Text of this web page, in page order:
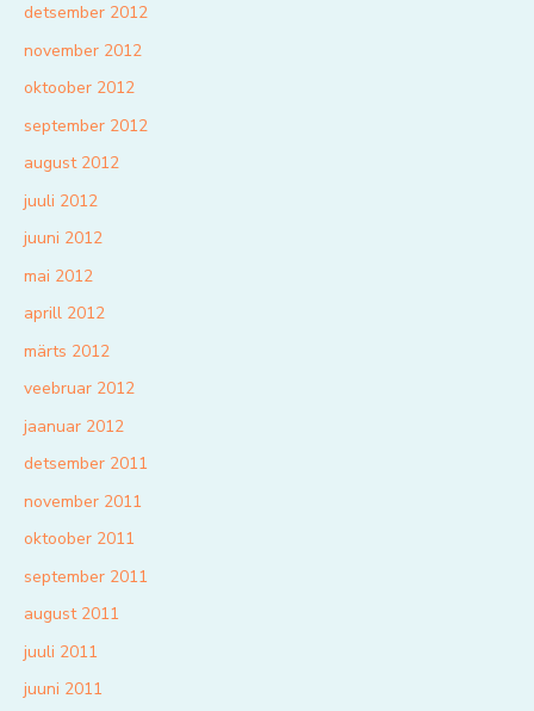
detsember 2012
november 2012
oktoober 2012
september 2012
august 2012
juuli 2012
juuni 2012
mai 2012
aprill 2012
märts 2012
veebruar 2012
jaanuar 2012
detsember 2011
november 2011
oktoober 2011
september 2011
august 2011
juuli 2011
juuni 2011